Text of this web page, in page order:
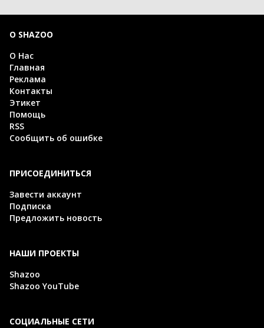
О SHAZOO
О Нас
Главная
Реклама
Контакты
Этикет
Помощь
RSS
Сообщить об ошибке
ПРИСОЕДИНИТЬСЯ
Завести аккаунт
Подписка
Предложить новость
НАШИ ПРОЕКТЫ
Shazoo
Shazoo YouTube
СОЦИАЛЬНЫЕ СЕТИ